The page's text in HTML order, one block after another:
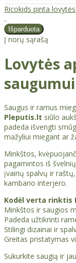
Ricokids pinta
..
Į norų sąrašą
Lovytės
Saugus ir ramus
Pleputis.lt siūlo
padeda išvengti
mažyliui miegant ar
Minkštos,
pagamintos iš
įvairių spalvų ir
kambario interjero.
Kodėl verta rinktis
Minkštos ir saugios
Padeda užtikrinti
Stilingi dizainai ir
Greitas pristatymas
Sukurkite saugią ir